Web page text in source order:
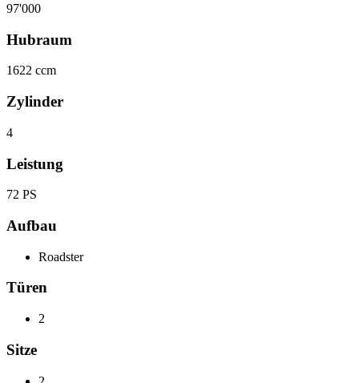
97'000
Hubraum
1622 ccm
Zylinder
4
Leistung
72 PS
Aufbau
Roadster
Türen
2
Sitze